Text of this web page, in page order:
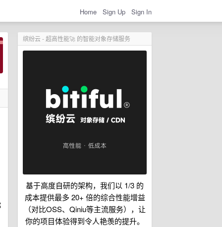
Home Sign Up Sign In
缤纷云 - 超高性能🚀 的智能对象存储服务
基于高度自研的架构，我们以 1/3 的
成本提供最多 20+ 倍的综合性能增益
（对比OSS、Qiniu等主流服务），让
你的项目体验得到令人艳羡的提升。